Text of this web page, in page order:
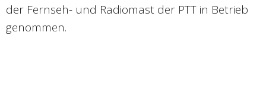
der Fernseh- und Radiomast der PTT in Betrieb
genommen.